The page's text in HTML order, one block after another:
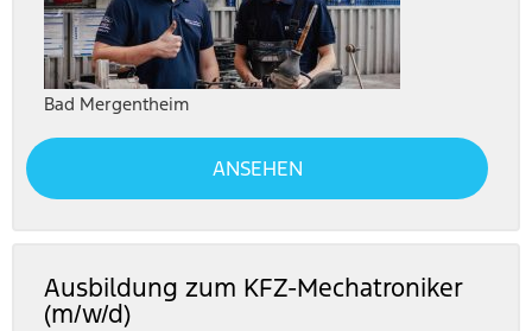
Bad Mergentheim
ANSEHEN
Ausbildung zum KFZ-Mechatroniker
(m/w/d)